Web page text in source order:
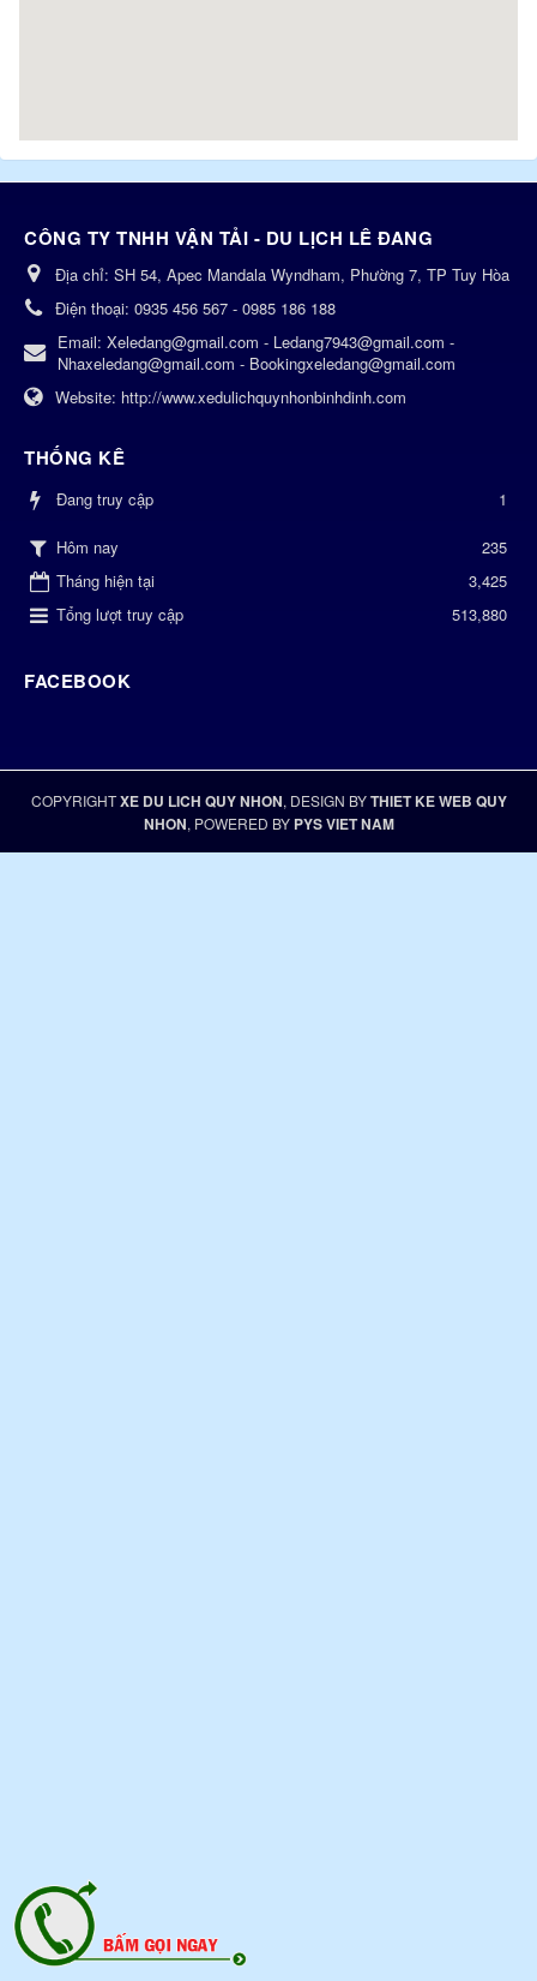
CÔNG TY TNHH VẬN TẢI - DU LỊCH LÊ ĐANG
Địa chỉ: SH 54, Apec Mandala Wyndham, Phường 7, TP Tuy Hòa
Điện thoại: 0935 456 567 - 0985 186 188
Email: Xeledang@gmail.com - Ledang7943@gmail.com -
Nhaxeledang@gmail.com - Bookingxeledang@gmail.com
Website: http://www.xedulichquynhonbinhdinh.com
THỐNG KÊ
Đang truy cập 1
Hôm nay
235
Tháng hiện tại
3,425
Tổng lượt truy cập
513,880
FACEBOOK
COPYRIGHTXE DU LICH QUY NHON, DESIGN BYTHIET KE WEB QUY
NHON, POWERED BY PYS VIET NAM